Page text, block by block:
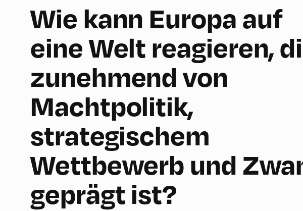
Wie kann Europa auf
eine Welt reagieren,
zunehmend von
Machtpolitik,
strategischem
Wettbewerb und
geprägt ist?